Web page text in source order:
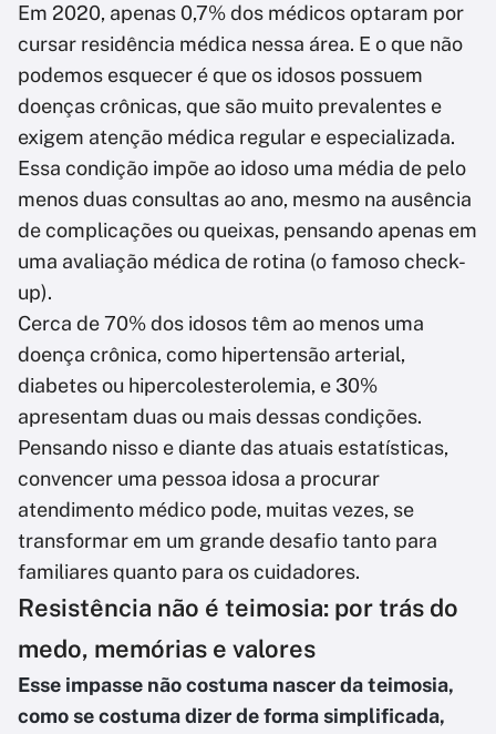
Em 2020, apenas 0,7% dos médicos optaram por
cursar residência médica nessa área. E o que não
podemos esquecer é que os idosos possuem
doenças crônicas, que são muito prevalentes e
exigem atenção médica regular e especializada.
Essa condição impõe ao idoso uma média de pelo
menos duas consultas ao ano, mesmo na ausência
de complicações ou queixas, pensando apenas em
uma avaliação médica de rotina (o famoso check-
up).
Cerca de 70% dos idosos têm ao menos uma
doença crônica, como hipertensão arterial,
diabetes ou hipercolesterolemia, e 30%
apresentam duas ou mais dessas condições.
Pensando nisso e diante das atuais estatísticas,
convencer uma pessoa idosa a procurar
atendimento médico pode, muitas vezes, se
transformar em um grande desafio tanto para
familiares quanto para os cuidadores.
Resistência não é teimosia: por trás do
medo, memórias e valores
Esse impasse não costuma nascer da teimosia,
como se costuma dizer de forma simplificada,